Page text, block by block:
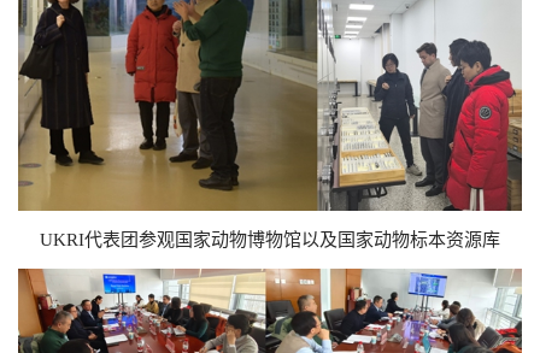
UKRI代表团参观国家动物博物馆以及国家动物标本资源库